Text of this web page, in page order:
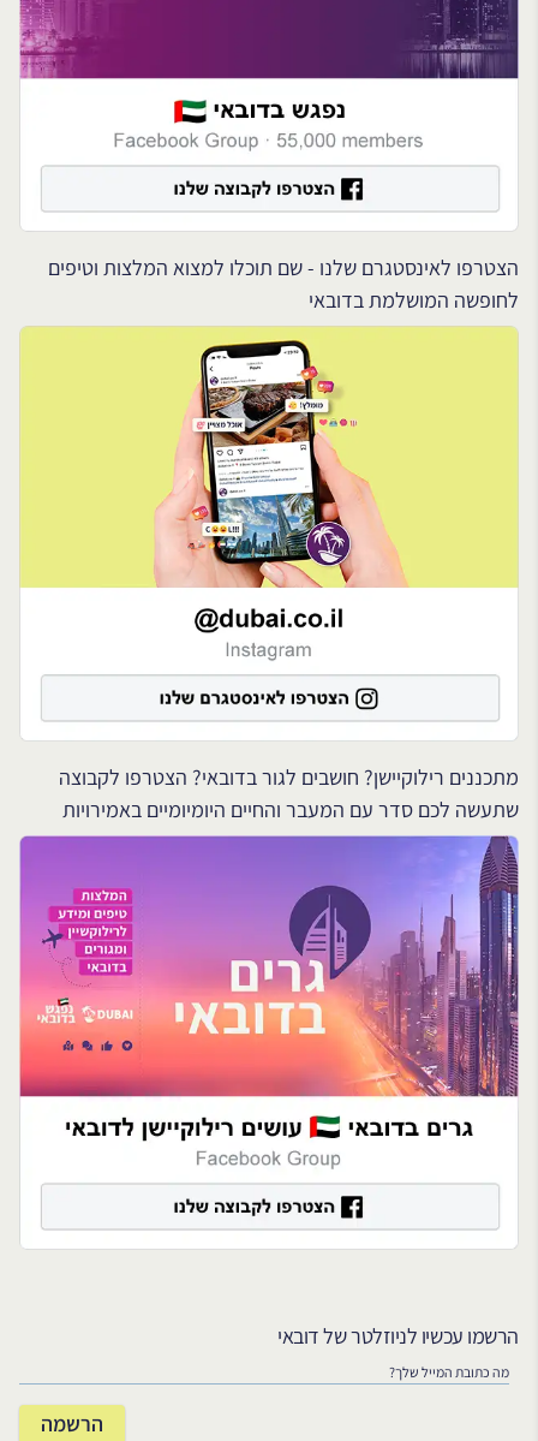
הצטרפו לאינסטגרם שלנו - שם תוכלו למצוא המלצות וטיפים
לחופשה המושלמת בדובאי
מתכננים רילוקיישן? חושבים לגור בדובאי? הצטרפו לקבוצה
שתעשה לכם סדר עם המעבר והחיים היומיומיים באמירויות
הרשמו עכשיו לניוזלטר של דובאי